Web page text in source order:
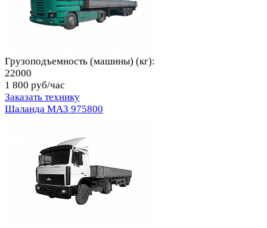
Грузоподъемность (машины) (кг):
22000
1 800 руб/час
Заказать технику
Шаланда МАЗ 975800